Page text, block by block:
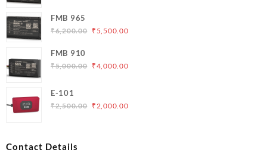
₹5,000.00.
FMB 965
₹6,200.00 Original
₹6,200.00.
₹ 5,500.00Current
₹5,500.00.
FMB 910
₹5,000.00 Original
₹5,000.00.
₹4,000.00Current
E-101
₹2,500.00 Original
₹2,000.00Current
Contact Details